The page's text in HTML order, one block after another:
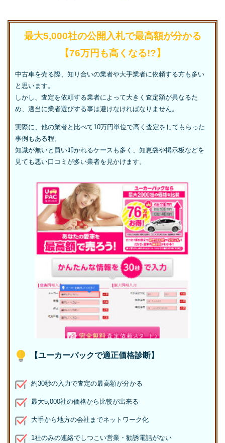
最大5,000社の公開入札で最高額が分かる
【76万円も高くなる!?】
中古車を売る際、知り合いの業者や大手業者に依頼する方も多い
と思います。
しかし、査定を依頼する業者によって大きく査定額が異なるた
め、適当に業者選びする事は避けなければなりません。
実際に、他の業者と比べて10万円単位で高く査定をしてもらった
事例もある程。
知識が無いと買い叩かれるケースも多く、知恵袋や掲示板などを
見ても悪い口コミが多い業者を見かけます。
【ユーカーパックで適正価格診断】
約30秒の入力で査定の最高額が分かる
最大5,000社の価格から比較が出来る
大手から地方の会社までネットワーク化
1社のみの連絡でしつこい営業・勧誘電話がない